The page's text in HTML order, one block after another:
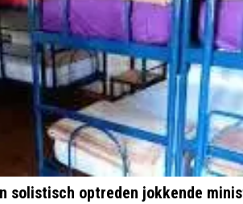
solistisch optreden jokkende